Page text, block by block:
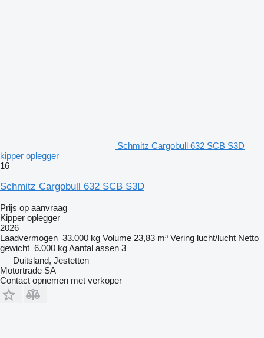
Schmitz Cargobull 632 SCB S3D
kipper oplegger
16
Schmitz Cargobull 632 SCB S3D
Prijs op aanvraag
Kipper oplegger
2026
Laadvermogen 33.000 kg Volume 23,83 m³ Vering lucht/lucht Netto
gewicht 6.000 kgAantal assen 3
Duitsland, Jestetten
Motortrade SA
Contact opnemen met verkoper